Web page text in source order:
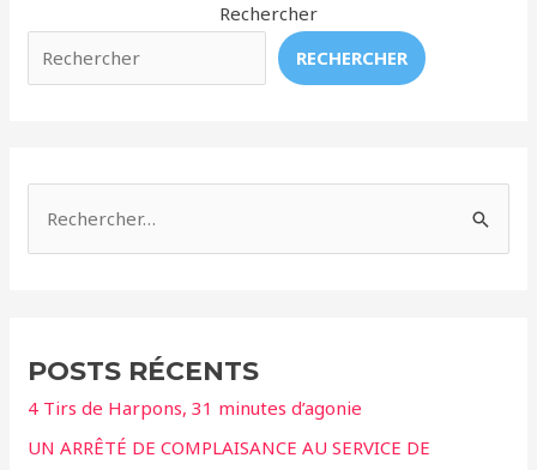
le
dauphin
Rechercher
RECHERCHER
r
c
h
POSTS RÉCENTS
4 Tirs de Harpons, 31 minutes d’agonie
UN ARRÊTÉ DE COMPLAISANCE AU SERVICE DE